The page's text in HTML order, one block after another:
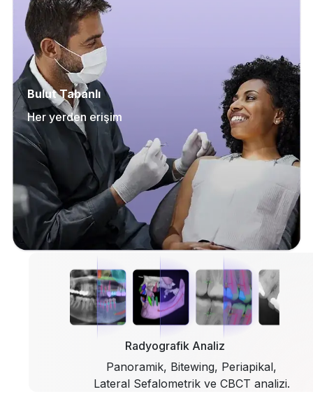
Bulut Tabanlı
Her yerden erişim
Radyografik Analiz
Panoramik, Bitewing, Periapikal,
Lateral Sefalometrik ve CBCT analizi.